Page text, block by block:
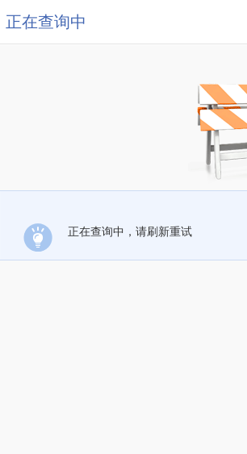
正在查询中
正在查询中，请刷新重试